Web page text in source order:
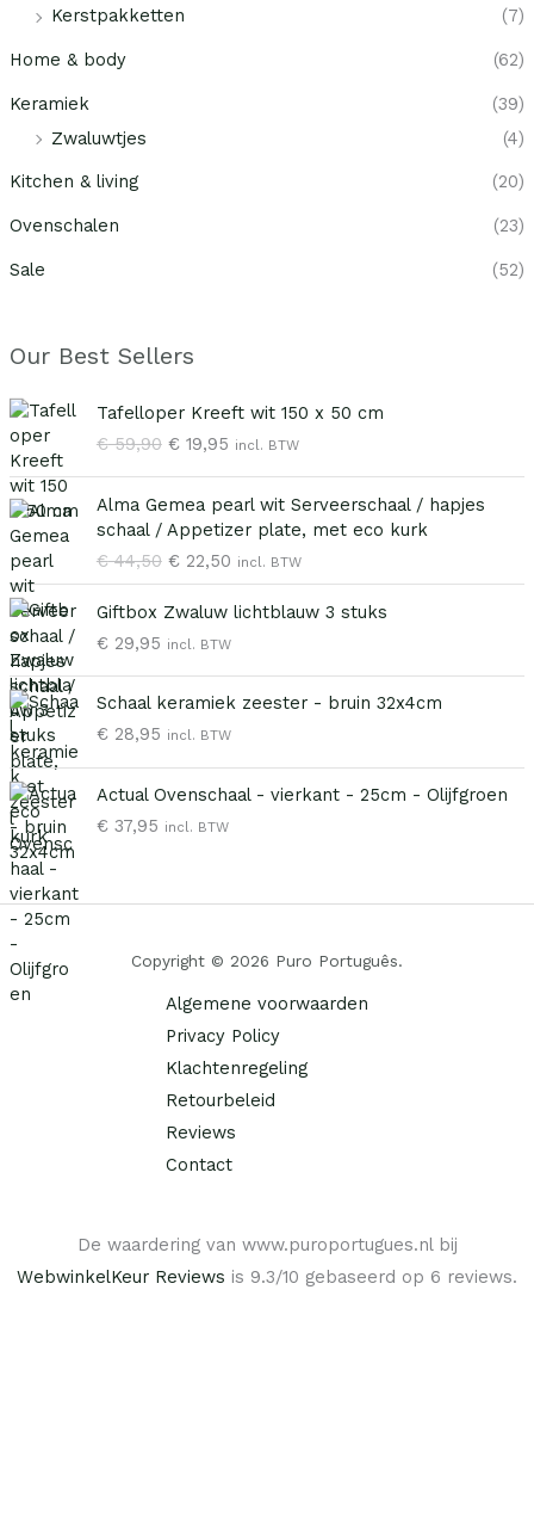
Kerstpakketten
(7)
Home & body (62)
Keramiek
(39)
Zwaluwtjes
(4)
Kitchen & living (20)
Ovenschalen (23)
Sale (52)
Our Best Sellers
Tafelloper Kreeft wit 150 x 50 cm
€59,90 r
s
p
r
o
k
l
i
j
k
r
i
w
€
9
,
9
€19,95
H
i
d
i
g
e
r
j
s
i
s
1
9
.
incl. BTW
Alma Gemea pearl wit Serveerschaal / hapjes
schaal / Appetizer plate, met eco kurk
€44,50
o
r
s
r
o
l
i
j
k
s
w
s
:
€
4
4
0
.
€22,50
u
i
d
g
e
j
s
i
,
.
incl. BTW
Giftbox Zwaluw lichtblauw 3 stuks
€29,95 incl. BTW
Schaal keramiek zeester - bruin 32x4cm
€28,95 incl. BTW
Actual Ovenschaal - vierkant - 25cm - Olijfgroen
€37,95 incl. BTW
Copyright © 2026 Puro Português.
Algemene voorwaarden
Privacy Policy
Klachtenregeling
Retourbeleid
Reviews
Contact
De waardering van www.puroportugues.nl bij
WebwinkelKeur Reviews is 9.3/10 gebaseerd op 6 reviews.